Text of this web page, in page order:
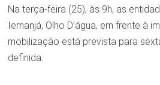
Na terça-feira (25), às 9h, as
Iemanjá, Olho D’água, em frente à
mobilização está prevista para
definida.